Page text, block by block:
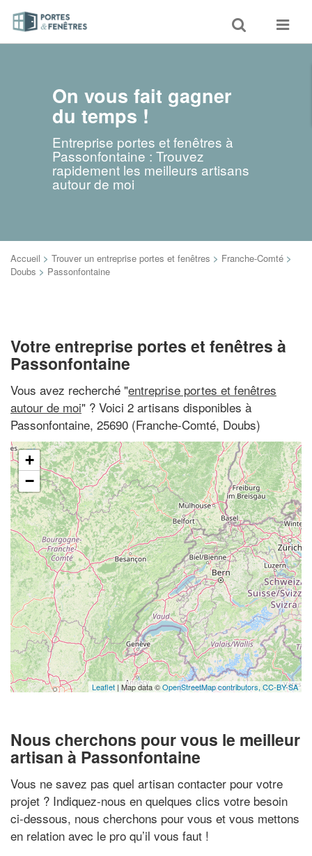
Toggle
search
Toggle
On vous fait gagner
du temps !
Entreprise portes et fenêtres à
Passonfontaine : Trouvez
rapidement les meilleurs artisans
autour de moi
Accueil > Trouver un entreprise portes et fenêtres > Franche-Comté >
Doubs > Passonfontaine
Votre entreprise portes et fenêtres à
Passonfontaine
Vous avez recherché "entreprise portes et fenêtres
autour de moi" ? Voici 2 artisans disponibles à
Passonfontaine, 25690 (Franche-Comté, Doubs)
+
−
Leaflet | Map data ©OpenStreetMap contributors, CC-BY-SA
Nous cherchons pour vous le meilleur
artisan à Passonfontaine
Vous ne savez pas quel artisan contacter pour votre
projet ? Indiquez-nous en quelques clics votre besoin
ci-dessous, nous cherchons pour vous et vous mettons
en relation avec le pro qu’il vous faut !